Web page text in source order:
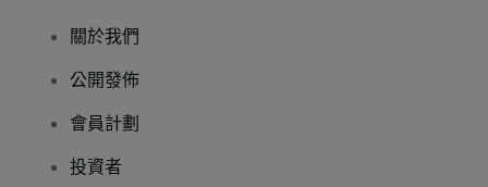
關於我們
公開發佈
會員計劃
投資者